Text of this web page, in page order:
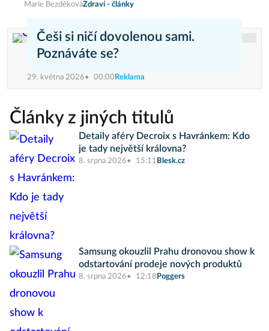
Marie BezděkováZdraví - články
Češi si ničí dovolenou sami.
Poznáváte se?
29. května 2026 00:00 Reklama
Články z jiných titulů
Detaily aféry Decroix s Havránkem: Kdo
je tady největší královna?
8. srpna 2026 15:11 Blesk.cz
Samsung okouzlil Prahu dronovou show k
odstartování prodeje nových produktů
8. srpna 2026 12:18 Poggers